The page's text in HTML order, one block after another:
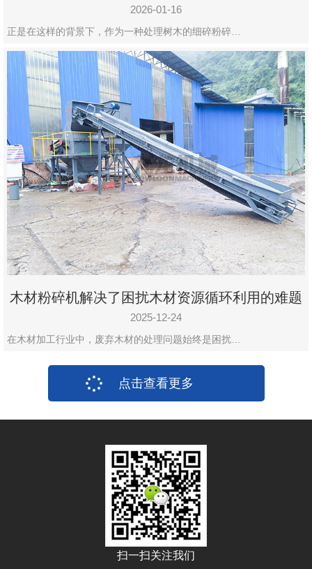
2026-01-16
正是在这样的背景下，作为一种处理树木的细碎粉碎…
木材粉碎机解决了困扰木材资源循环利用的难题
2025-12-24
在木材加工行业中，废弃木材的处理问题始终是困扰…
点击查看更多
扫一扫关注我们